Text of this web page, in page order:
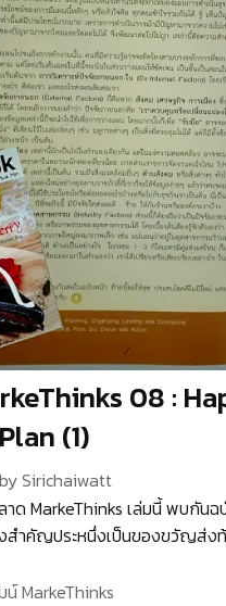
08 :
(1)
bySirichaiwatt
ด MarkeThinks เล่มนี้ พบกัน
สำคัญประหนึ่งเป็นของขวัญส่ง
น์ MarkeThinks